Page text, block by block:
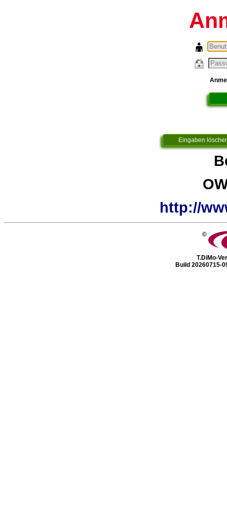
http://
©
T.DiMo-
Build 20260715-